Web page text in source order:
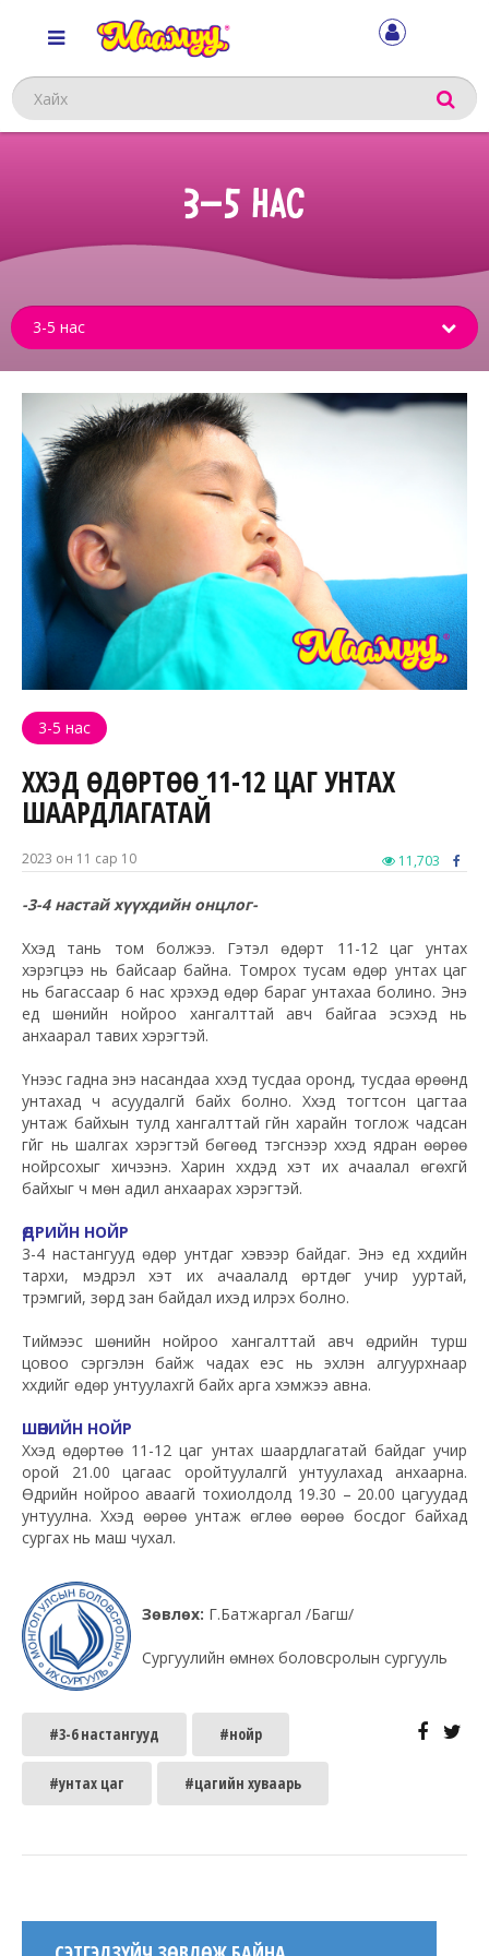
Хайх
3-5 НАС
3-5 нас
ХҮҮХЭД ӨДӨРТӨӨ 11-12 ЦАГ УНТАХ
ШААРДЛАГАТАЙ
2023 он 11 сар 10 11,703
-3-4 настай хүүхдийн онцлог-
Хүүхэд тань том болжээ. Гэтэл өдөрт 11-12 цаг унтах
хэрэгцээ нь байсаар байна. Томрох тусам өдөр унтах цаг
нь багассаар 6 нас хүрэхэд өдөр бараг унтахаа болино. Энэ
үед шөнийн нойроо хангалттай авч байгаа эсэхэд нь
анхаарал тавих хэрэгтэй.
Үүнээс гадна энэ насандаа хүүхэд тусдаа оронд, тусдаа өрөөнд
унтахад ч асуудалгүй байх болно. Хүүхэд тогтсон цагтаа
унтаж байхын тулд хангалттай гүйн харайн тоглож чадсан
үгүйг нь шалгах хэрэгтэй бөгөөд тэгснээр хүүхэд ядран өөрөө
нойрсохыг хичээнэ. Харин хүүхдэд хэт их ачаалал өгөхгүй
байхыг ч мөн адил анхаарах хэрэгтэй.
ӨДРИЙН НОЙР
3-4 настангууд өдөр унтдаг хэвээр байдаг. Энэ үед хүүхдийн
тархи, мэдрэл хэт их ачаалалд өртдөг учир ууртай,
түрэмгий, зөрүүд зан байдал ихэд илрэх болно.
Тиймээс шөнийн нойроо хангалттай авч өдрийн турш
цовоо сэргэлэн байж чадах үеэс нь эхлэн алгуурхнаар
хүүхдийг өдөр унтуулахгүй байх арга хэмжээ авна.
ШӨНИЙН НОЙР
Хүүхэд өдөртөө 11-12 цаг унтах шаардлагатай байдаг учир
орой 21.00 цагаас оройтуулалгүй унтуулахад анхаарна.
Өдрийн нойроо аваагүй тохиолдолд 19.30 – 20.00 цагуудад
унтуулна. Хүүхэд өөрөө унтаж өглөө өөрөө босдог байхад
сургах нь маш чухал.
Зөвлөх: Г.Батжаргал /Багш/
Сургуулийн өмнөх боловсролын сургууль
#3-6 настангууд #нойр
#унтах цаг #цагийн хуваарь